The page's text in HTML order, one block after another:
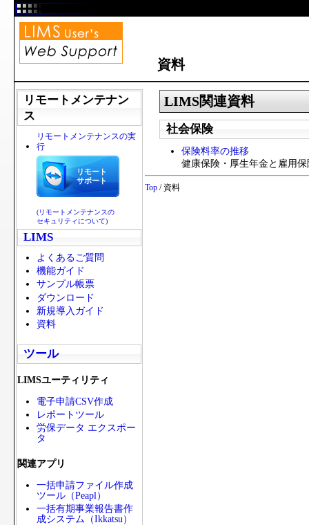
資料
リモートメンテナン
ス
リモートメンテナンスの実
行
リモート
サポート
(リモートメンテナンスの
セキュリティについて)
LIMS
よくあるご質問
機能ガイド
サンプル帳票
ダウンロード
新規導入ガイド
資料
ツール
LIMSユーティリティ
電子申請CSV作成
レポートツール
労保データ エクスポー
タ
関連アプリ
一括申請ファイル作成
ツール（Peapl）
一括有期事業報告書作
成システム（Ikkatsu）
LIMS関連資料
社会保険
保険料率の推移
健康保険・厚生年金と雇用
Top/ 資料